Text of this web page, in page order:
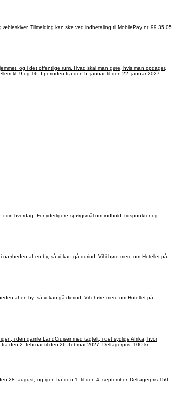
torsdage og fredage, mellem kl. 9 og 16. I perioden fra den 5. januar til den 22. januar 2027
din hverdag. For yderligere spørgsmål om indhold, tidspunkter og
oversvømmede sandspor, støvede grusveje og uendelige asfaltstriber hele tiden førte til nye eventyr. Tilmelding til Tove på tlf.: 50 69 12 36 på tirsdage, onsdage, torsdage og fredage, mellem kl. 9 og 16. –i perioden fra den 2. februar til den 26. februar 2027. Deltagerpris: 100 kr.